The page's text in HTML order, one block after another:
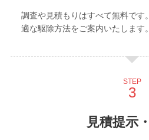
調査や見積もりはすべて無料です
適な駆除方法をご案内いたします。
STEP
見積提示